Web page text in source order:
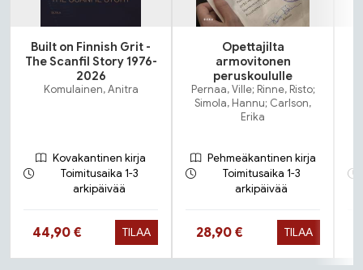
Built on Finnish Grit -
The Scanfil Story 1976-
2026
Komulainen, Anitra
Kovakantinen kirja
Toimitusaika 1-3
arkipäivää
Hinta nyt
44,90 € TILAA
Opettajilta
armovitonen
peruskoululle
Pernaa, Ville; Rinne, Risto;
Simola, Hannu; Carlson,
Erika
Pehmeäkantinen kirja
Toimitusaika 1-3
arkipäivää
Hinta nyt
28,90 € TILAA